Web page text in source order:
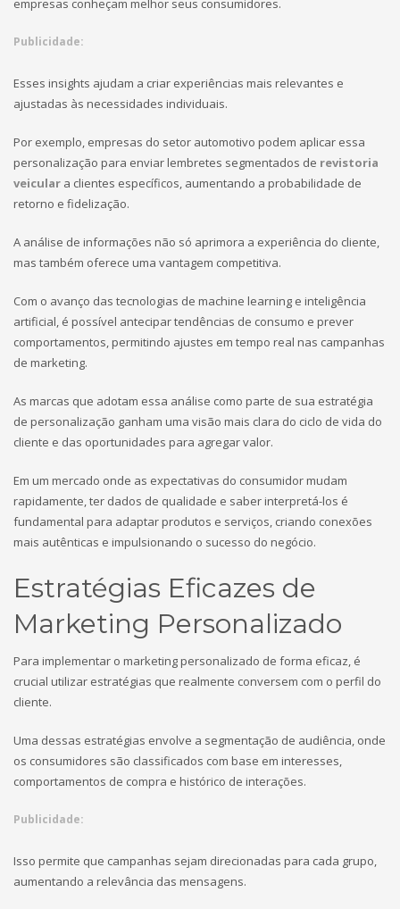
empresas conheçam melhor seus consumidores.
Publicidade:
Esses insights ajudam a criar experiências mais relevantes e
ajustadas às necessidades individuais.
Por exemplo, empresas do setor automotivo podem aplicar essa
personalização para enviar lembretes segmentados de revistoria
veicular a clientes específicos, aumentando a probabilidade de
retorno e fidelização.
A análise de informações não só aprimora a experiência do cliente,
mas também oferece uma vantagem competitiva.
Com o avanço das tecnologias de machine learning e inteligência
artificial, é possível antecipar tendências de consumo e prever
comportamentos, permitindo ajustes em tempo real nas campanhas
de marketing.
As marcas que adotam essa análise como parte de sua estratégia
de personalização ganham uma visão mais clara do ciclo de vida do
cliente e das oportunidades para agregar valor.
Em um mercado onde as expectativas do consumidor mudam
rapidamente, ter dados de qualidade e saber interpretá-los é
fundamental para adaptar produtos e serviços, criando conexões
mais autênticas e impulsionando o sucesso do negócio.
Estratégias Eficazes de
Marketing Personalizado
Para implementar o marketing personalizado de forma eficaz, é
crucial utilizar estratégias que realmente conversem com o perfil do
cliente.
Uma dessas estratégias envolve a segmentação de audiência, onde
os consumidores são classificados com base em interesses,
comportamentos de compra e histórico de interações.
Publicidade:
Isso permite que campanhas sejam direcionadas para cada grupo,
aumentando a relevância das mensagens.